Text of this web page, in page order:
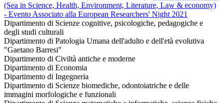
(Sea in Science, Health, Environment, Literature, Law & economy)
- Evento Associato alla European Researchers' Night 2021
Dipartimento di Scienze cognitive, psicologiche, pedagogiche e
degli studi culturali
Dipartimento di Patologia Umana dell'adulto e dell'età evolutiva
"Gaetano Barresi"
Dipartimento di Civiltà antiche e moderne
Dipartimento di Economia
Dipartimento di Ingegneria
Dipartimento di Scienze biomediche, odontoiatriche e delle
immagini morfologiche e funzionali